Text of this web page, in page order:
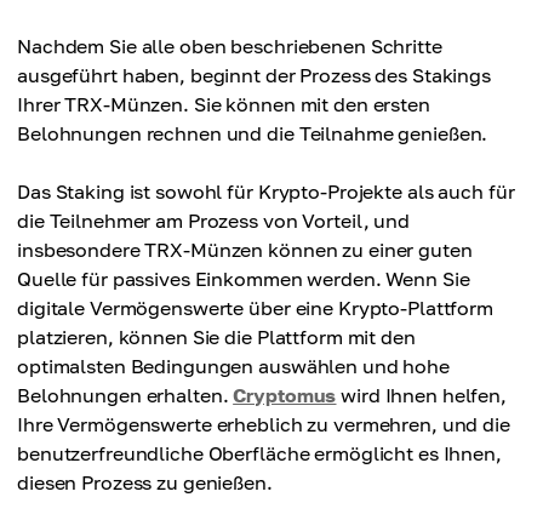
Nachdem Sie alle oben beschriebenen Schritte
ausgeführt haben, beginnt der Prozess des Stakings
Ihrer TRX-Münzen. Sie können mit den ersten
Belohnungen rechnen und die Teilnahme genießen.
Das Staking ist sowohl für Krypto-Projekte als auch für
die Teilnehmer am Prozess von Vorteil, und
insbesondere TRX-Münzen können zu einer guten
Quelle für passives Einkommen werden. Wenn Sie
digitale Vermögenswerte über eine Krypto-Plattform
platzieren, können Sie die Plattform mit den
optimalsten Bedingungen auswählen und hohe
Belohnungen erhalten.Cryptomus wird Ihnen helfen,
Ihre Vermögenswerte erheblich zu vermehren, und die
benutzerfreundliche Oberfläche ermöglicht es Ihnen,
diesen Prozess zu genießen.